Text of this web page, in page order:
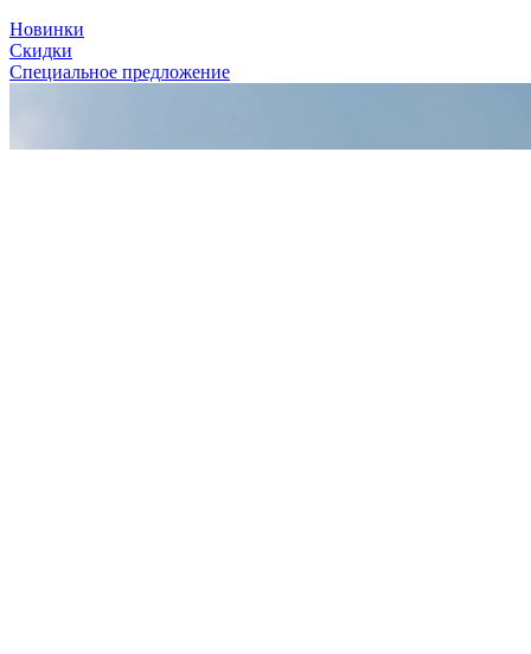
Новинки
Скидки
Специальное предложение